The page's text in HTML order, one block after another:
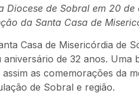
Diocese de Sobral em 20
da Santa Casa de
Casa de Misericórdia de
de 32 anos. Uma
as comemorações da
de Sobral e região.